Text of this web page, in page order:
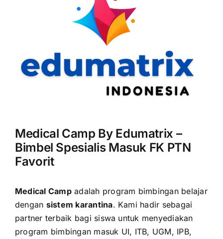
Medical Camp By Edumatrix –
Bimbel Spesialis Masuk FK PTN
Favorit
Medical Campadalah program bimbingan belajar
dengan sistem karantina. Kami hadir sebagai
partner terbaik bagi siswa untuk menyediakan
program bimbingan masuk UI, ITB, UGM, IPB,